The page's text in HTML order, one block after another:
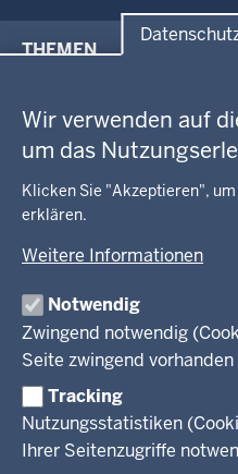
Wir verwenden auf
um das
Klicken Sie "Akzeptieren",
erklären.
Weitere Informationen
Notwendig
Zwingend notwendig
Seite zwingend
Tracking
Nutzungsstatistiken
Ihrer Seitenzugriffe
in
Fußzeile
THEMEN
Gesundheit und Soziales
Kommunales, Planung, Bauen
Ordnung und Sicherheit
Schule und Bildung
Wirtschaft und Kultur
GEOBASIS NRW
Ausbildung und Karriere
Geodaten-Anwendungen
Neues
Produkte und Dienste
TIM-online
Webdienste
Amtsblatt
Behördenleitung
Leitbild
Personalvertretung
Regierungsbezirk
Reisekostenstelle
Veranstaltungen
Stellenangebote
Stellenangebote Schule
Praktikum
Referendariate
Bewerbung
Vormerkstelle NRW
PRESSE
Mediathek
Newsletter
Pressekontakt
Pressemitteilungen
Publikationen
VERFAHREN UND
Bekanntmachungen
Legionellen
Luftreinhaltepläne
Facebook
Instagram
LinkedIn